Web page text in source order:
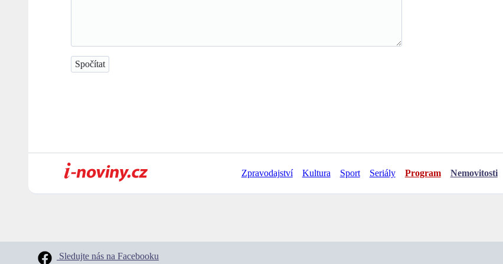
Zpravodajství Kultura Sport Seriály Program Nemovitosti
Sledujte nás na Facebooku